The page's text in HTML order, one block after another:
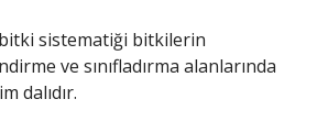
bitki sistematiği bitkilerin
ve sınıfladırma alanlarında
dalıdır.